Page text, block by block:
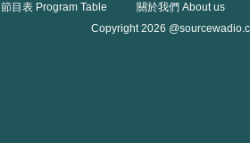
節目表 Program Table
關於我們 About us
Copyright 2026